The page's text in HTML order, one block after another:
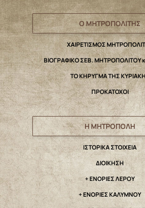
Ο ΜΗΤΡΟΠΟΛΙΤΗΣ
ΧΑΙΡΕΤΙΣΜΟΣ
ΒΙΟΓΡΑΦΙΚΟ ΣΕΒ. ΜΗΤΡΟΠΟΛΙΤΟΥ
ΤΟ ΚΗΡΥΓΜΑ ΤΗΣ
ΠΡΟΚΑΤΟΧΟΙ
Η ΜΗΤΡΟΠΟΛΗ
IΣΤΟΡΙΚΑ ΣΤΟΙΧΕΙΑ
ΔΙΟΙΚΗΣΗ
+ ΕΝΟΡΙΕΣ ΛΕΡΟΥ
+ ΕΝΟΡΙΕΣ ΚΑΛΥΜΝΟΥ